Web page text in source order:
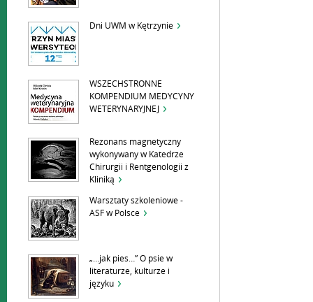
Dni UWM w Kętrzynie
WSZECHSTRONNE
KOMPENDIUM MEDYCYNY
WETERYNARYJNEJ
Rezonans magnetyczny
wykonywany w Katedrze
Chirurgii i Rentgenologii z
Kliniką
Warsztaty szkoleniowe -
ASF w Polsce
„…jak pies…” O psie w
literaturze, kulturze i
języku